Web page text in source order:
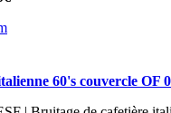
60's couvercle OF